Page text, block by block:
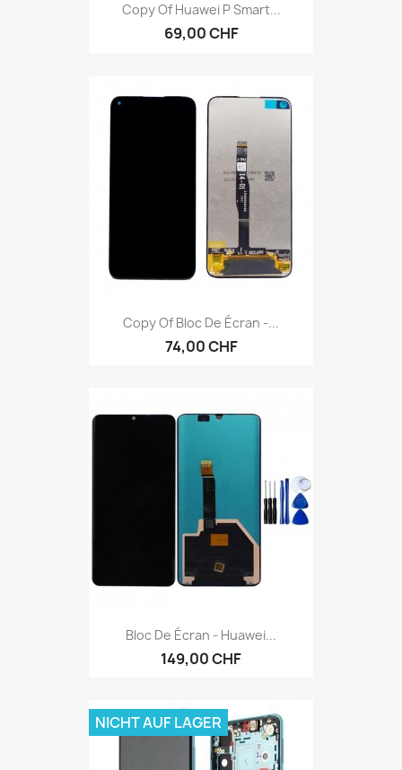
Copy Of Huawei P Smart...
69,00 CHF
Copy Of Bloc De Écran -...
74,00 CHF
Bloc De Écran - Huawei...
149,00 CHF
NICHT AUF LAGER